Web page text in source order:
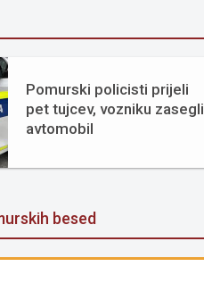
Pomurski policisti prijeli
pet tujcev, vozniku zasegli
avtomobil
besed